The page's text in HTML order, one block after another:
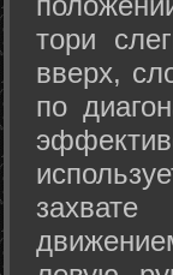
тори
вверх,
по